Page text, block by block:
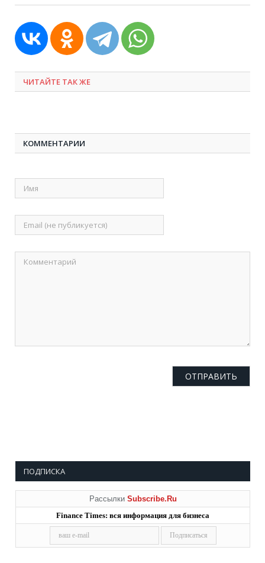
ЧИТАЙТЕ ТАК ЖЕ
КОММЕНТАРИИ
ПОДПИСКА
Рассылки Subscribe.Ru
Finance Times: вся информация для бизнеса